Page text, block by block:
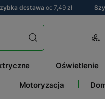
dostawa od 7,49 zł
Oświetlenie
Motoryzacja